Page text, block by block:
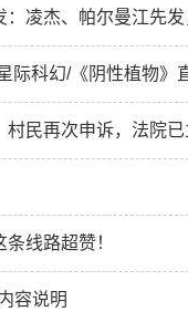
：凌杰、帕尔曼江先
际科幻/《阴性植物》
村民再次申诉，法院
线路超赞！
容说明